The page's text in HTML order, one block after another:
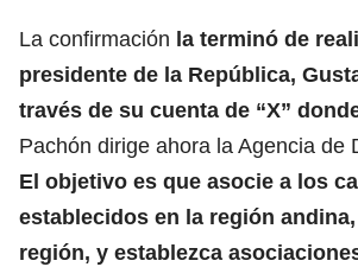
La confirmación la terminó de
presidente de la República,
través de su cuenta de “X”
Pachón dirige ahora la Agencia de
El objetivo es que asocie a los
establecidos en la región
región, y establezca